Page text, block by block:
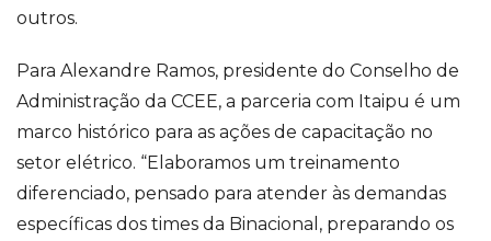
outros.
Para Alexandre Ramos, presidente do Conselho de
Administração da CCEE, a parceria com Itaipu é um
marco histórico para as ações de capacitação no
setor elétrico. “Elaboramos um treinamento
diferenciado, pensado para atender às demandas
específicas dos times da Binacional, preparando os